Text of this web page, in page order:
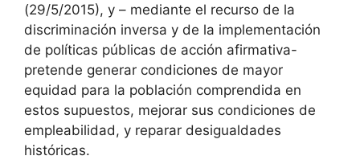
(29/5/2015), y – mediante el recurso de la
discriminación inversa y de la implementación
de políticas públicas de acción afirmativa-
pretende generar condiciones de mayor
equidad para la población comprendida en
estos supuestos, mejorar sus condiciones de
empleabilidad, y reparar desigualdades
históricas.